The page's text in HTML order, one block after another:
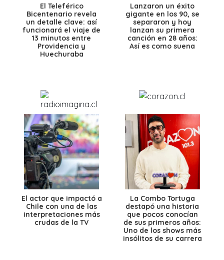
El Teleférico
Bicentenario revela
un detalle clave: así
funcionará el viaje de
13 minutos entre
Providencia y
Huechuraba
Lanzaron un éxito
gigante en los 90, se
separaron y hoy
lanzan su primera
canción en 28 años:
Así es como suena
El actor que impactó a
Chile con una de las
interpretaciones más
crudas de la TV
La Combo Tortuga
destapó una historia
que pocos conocían
de sus primeros años:
Uno de los shows más
insólitos de su carrera